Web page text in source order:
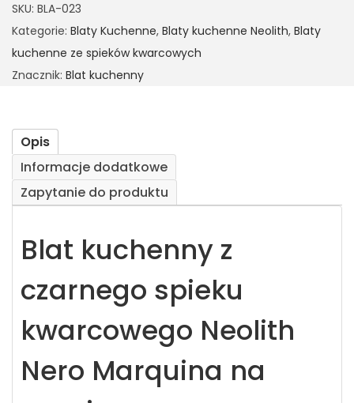
SKU: BLA-023
Kategorie: Blaty Kuchenne, Blaty kuchenne Neolith, Blaty
kuchenne ze spieków kwarcowych
Znacznik: Blat kuchenny
Opis
Informacje dodatkowe
Zapytanie do produktu
Blat kuchenny z
czarnego spieku
kwarcowego Neolith
Nero Marquina na